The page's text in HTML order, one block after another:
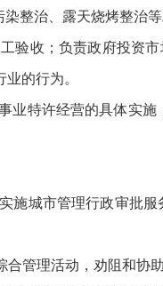
整治、露天烧烤整治等
收；负责政府投资
的行为。
特许经营的具体实施
市管理行政审批服
理活动，劝阻和协助